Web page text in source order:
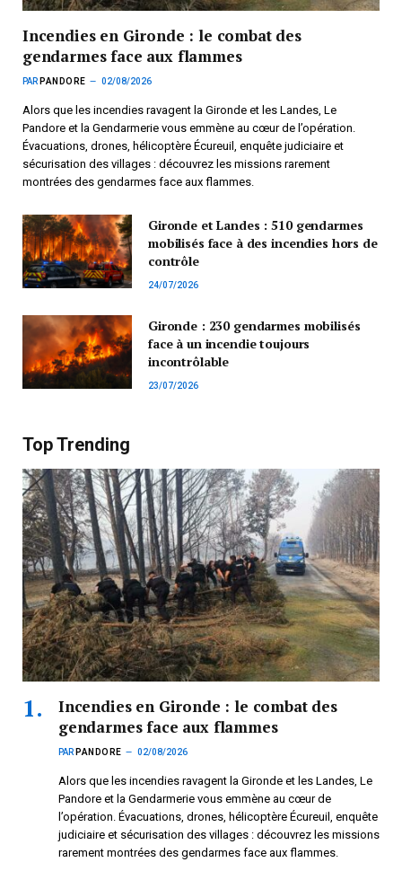
Incendies en Gironde : le combat des
gendarmes face aux flammes
PAR PANDORE 02/08/2026
Alors que les incendies ravagent la Gironde et les Landes, Le
Pandore et la Gendarmerie vous emmène au cœur de l’opération.
Évacuations, drones, hélicoptère Écureuil, enquête judiciaire et
sécurisation des villages : découvrez les missions rarement
montrées des gendarmes face aux flammes.
Gironde et Landes : 510 gendarmes
mobilisés face à des incendies hors de
contrôle
24/07/2026
Gironde : 230 gendarmes mobilisés
face à un incendie toujours
incontrôlable
23/07/2026
Top Trending
Incendies en Gironde : le combat des
gendarmes face aux flammes
PAR PANDORE 02/08/2026
Alors que les incendies ravagent la Gironde et les Landes, Le
Pandore et la Gendarmerie vous emmène au cœur de
l’opération. Évacuations, drones, hélicoptère Écureuil, enquête
judiciaire et sécurisation des villages : découvrez les missions
rarement montrées des gendarmes face aux flammes.